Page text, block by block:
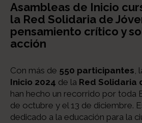
Asambleas de Inicio
la Red Solidaria de
pensamiento crítico y
acción
Con más de 550 participantes,
Inicio 2024 de la Red Solidaria
han hecho un recorrido por toda
de octubre y el 13 de diciembre.
dedicado a la educación para la